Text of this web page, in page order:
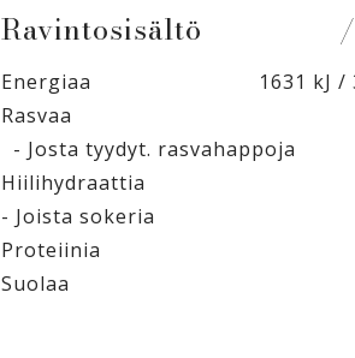
Ravintosisältö
Energiaa
1631 kJ /
Rasvaa
- Josta tyydyt. rasvahappoja
Hiilihydraattia
- Joista sokeria
Proteiinia
Suolaa